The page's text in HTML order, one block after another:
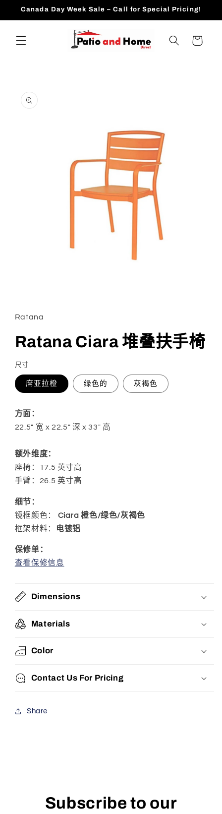
跳到内
Canada Day Week Sale – Call for Special Pricing!
物
跳至产
品信息
窗
中
打
媒
体
文
Ratana
Ratana Ciara 堆叠扶手椅
尺寸
席亚拉橙 绿色的 灰褐色
方面：
22.5" 宽 x 22.5" 深 x 33" 高
额外维度：
座椅：17.5 英寸高
手臂：26.5 英寸高
细节：
镜框颜色：
Ciara 橙色/绿色/灰褐色
框架材料：
电镀铝
保修单：
查看保修信息
Dimensions
Materials
Color
Contact Us For Pricing
Share
Subscribe to our